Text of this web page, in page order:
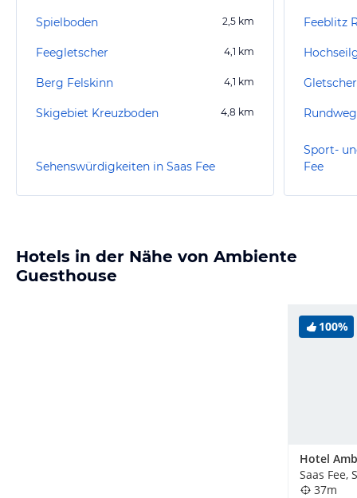
Spielboden 2,5 km
Feegletscher 4,1 km
Berg Felskinn 4,1 km
Skigebiet Kreuzboden 4,8 km
Sehenswürdigkeiten in Saas Fee
Feeblitz
Sport-
Fee
Hotels in der Nähe von Ambiente
Guesthouse
100%
Hotel
Saas Fee,
37m